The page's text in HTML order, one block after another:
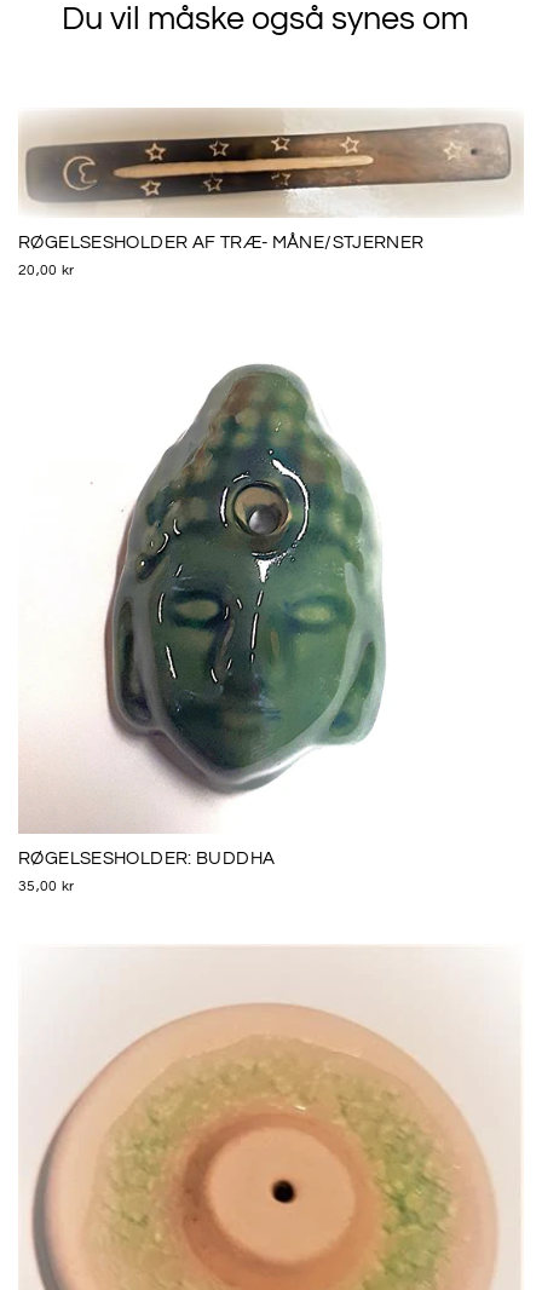
Du vil måske også synes om
RØGELSESHOLDER AF TRÆ- MÅNE/STJERNER
20,00 kr
RØGELSESHOLDER: BUDDHA
35,00 kr